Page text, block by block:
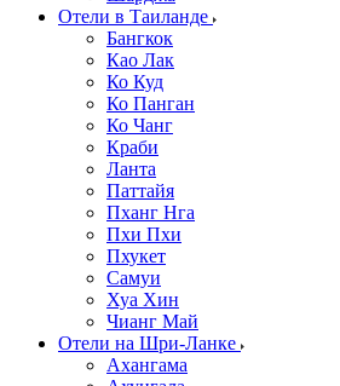
Отели в Таиланде
Бангкок
Као Лак
Ко Куд
Ко Панган
Ко Чанг
Краби
Ланта
Паттайя
Пханг Нга
Пхи Пхи
Пхукет
Самуи
Хуа Хин
Чианг Май
Отели на Шри-Ланке
Ахангама